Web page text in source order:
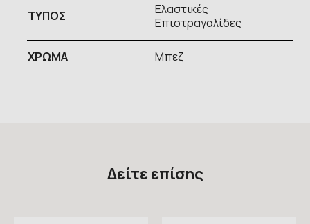
ΤΥΠOΣ
Ελαστικές
Επιστραγαλίδες
ΧΡΩΜΑ Μπεζ
Δείτε επίσης